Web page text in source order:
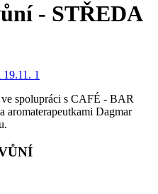
- STŘEDA
spolupráci s CAFÉ - BAR
aromaterapeutkami Dagmar